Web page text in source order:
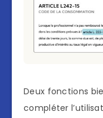
Deux fonctions
compléter